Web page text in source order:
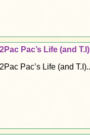
2Pac Pac’s Life (and T.I)
2Pac Pac’s Life (and